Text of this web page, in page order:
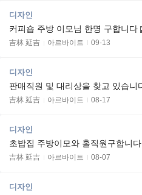
디자인
커피숍 주방 이모님 한명 구합니다
吉林 延吉 아르바이트 09-13
디자인
판매직원 및 대리상을 찾고 있습니
吉林 延吉 아르바이트 08-17
디자인
초밥집 주방이모와 홀직원구합니다.
吉林 延吉 아르바이트 08-07
디자인